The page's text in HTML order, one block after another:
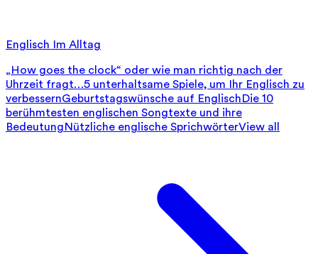
Englisch Im Alltag
„How goes the clock“ oder wie man richtig nach der
Uhrzeit fragt…5 unterhaltsame Spiele, um Ihr Englisch zu
verbessernGeburtstagswünsche auf EnglischDie 10
berühmtesten englischen Songtexte und ihre
BedeutungNützliche englische SprichwörterView all